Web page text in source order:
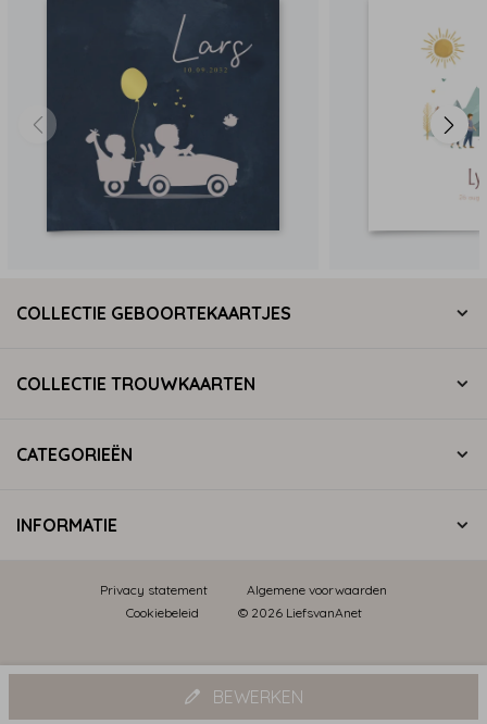
BEWERKEN
COLLECTIE GEBOORTEKAARTJES
COLLECTIE TROUWKAARTEN
CATEGORIEËN
INFORMATIE
Privacy statement
Algemene voorwaarden
Cookiebeleid
© 2026 LiefsvanAnet